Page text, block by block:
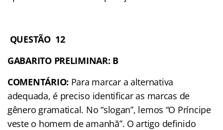
QUESTÃO 12
GABARITO PRELIMINAR: B
COMENTÁRIO: Para marcar a alternativa
adequada, é preciso identificar as marcas de
gênero gramatical. No “slogan”, lemos “O Príncipe
veste o homem de amanhã”. O artigo definido